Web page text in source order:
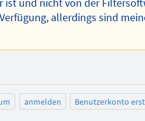
ist und nicht von der
allerdings sind
anmelden Benutzerkonto